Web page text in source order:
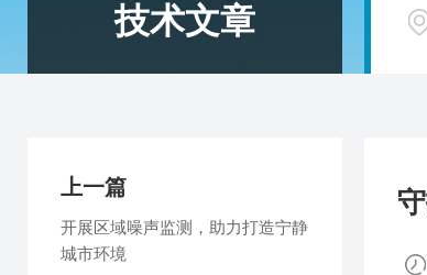
技术文章
上一篇
开展区域噪声监测，助力打造宁静
城市环境